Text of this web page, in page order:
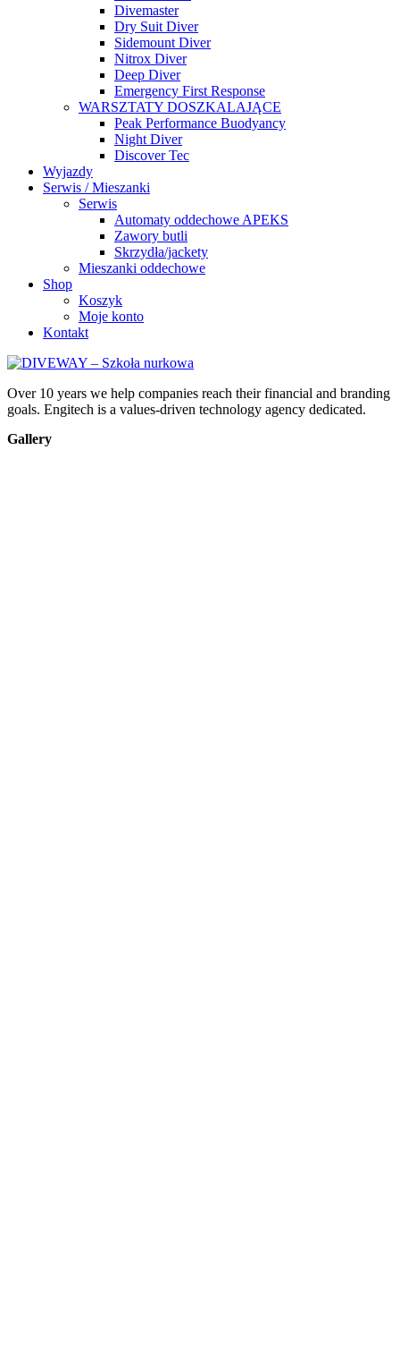
Divemaster
Dry Suit Diver
Sidemount Diver
Nitrox Diver
Deep Diver
Emergency First Response
WARSZTATY DOSZKALAJĄCE
Peak Performance Buodyancy
Night Diver
Discover Tec
Wyjazdy
Serwis / Mieszanki
Serwis
Automaty oddechowe APEKS
Zawory butli
Skrzydła/jackety
Mieszanki oddechowe
Shop
Koszyk
Moje konto
Kontakt
Over 10 years we help companies reach their financial and branding
goals. Engitech is a values-driven technology agency dedicated.
Gallery